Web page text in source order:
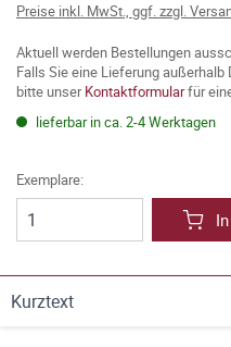
Preise inkl. MwSt., ggf. zzgl.
Aktuell werden Bestellungen
Falls Sie eine Lieferung
bitte unserKontaktformularfür
lieferbar in ca. 2-4 Werktagen
Exemplare:
Kurztext